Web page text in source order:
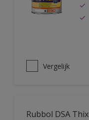
Vergelijk
Rubbol DSA Thix